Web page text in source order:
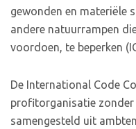
gewonden en materiële
andere natuurrampen
voordoen, te beperken
De International Code
profitorganisatie
samengesteld uit